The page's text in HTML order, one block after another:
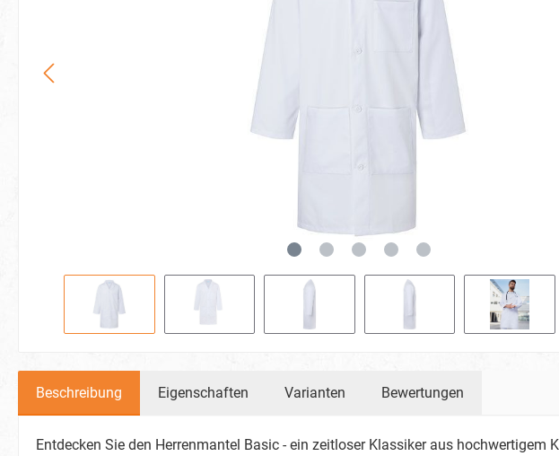
Beschreibung Eigenschaften Varianten Bewertungen
Entdecken Sie den Herrenmantel Basic - ein zeitloser Klassiker aus